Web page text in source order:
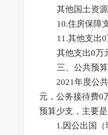
其他国土资
10.住房保障
11.其他支出
其他支出0万
三、公共预
2021年度公
元，公务接待费0
预算少支，主要
1.因公出国